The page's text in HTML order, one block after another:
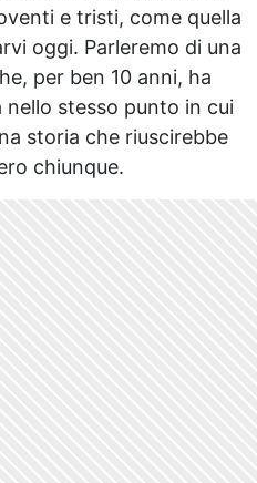
e tristi, come quella
oggi. Parleremo di una
per ben 10 anni, ha
stesso punto in cui
storia che riuscirebbe
chiunque.